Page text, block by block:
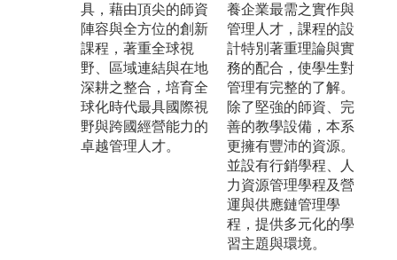
具，藉由頂尖的師資
陣容與全方位的創新
課程，著重全球視
野、區域連結與在地
深耕之整合，培育全
球化時代最具國際視
野與跨國經營能力的
卓越管理人才。
養企業最需之實作與
管理人才，課程的設
計特別著重理論與實
務的配合，使學生對
管理有完整的了解。
除了堅強的師資、完
善的教學設備，本系
更擁有豐沛的資源。
並設有行銷學程、人
力資源管理學程及營
運與供應鏈管理學
程，提供多元化的學
習主題與環境。